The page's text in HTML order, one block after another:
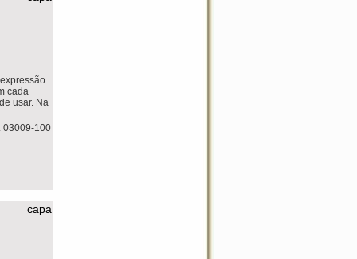
cada
usar. Na
03009-100
capa